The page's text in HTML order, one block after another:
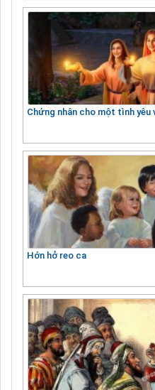
Chứng nhân cho một tình yêu
Hớn hở reo ca